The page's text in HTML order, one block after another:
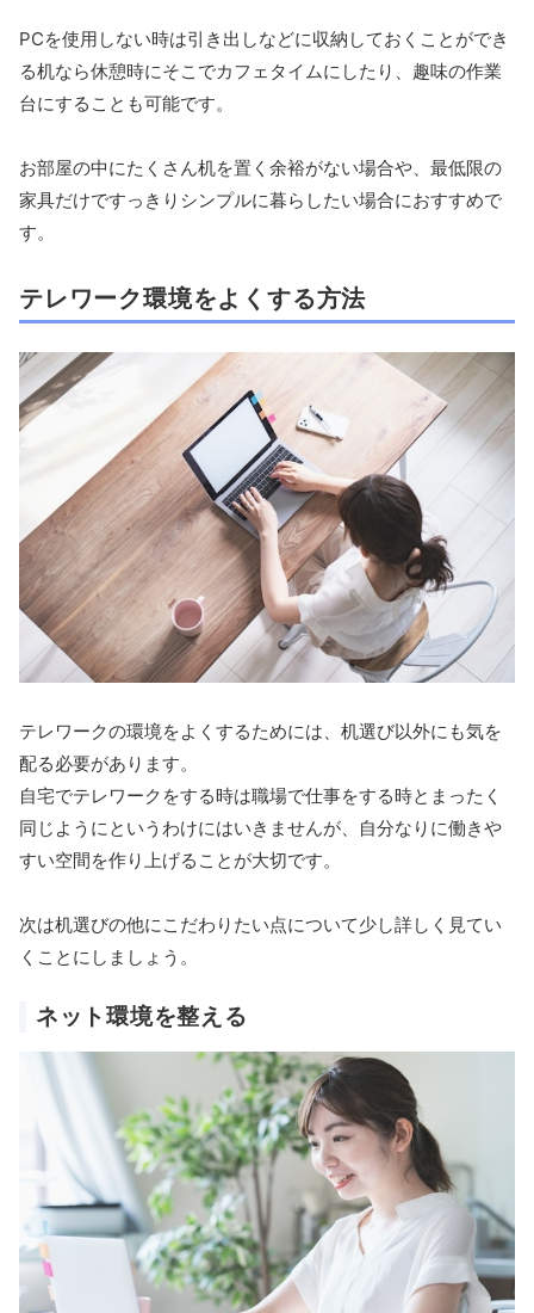
PCを使用しない時は引き出しなどに収納しておくことができ
る机なら休憩時にそこでカフェタイムにしたり、趣味の作業
台にすることも可能です。
お部屋の中にたくさん机を置く余裕がない場合や、最低限の
家具だけですっきりシンプルに暮らしたい場合におすすめで
す。
テレワーク環境をよくする方法
テレワークの環境をよくするためには、机選び以外にも気を
配る必要があります。
自宅でテレワークをする時は職場で仕事をする時とまったく
同じようにというわけにはいきませんが、自分なりに働きや
すい空間を作り上げることが大切です。
次は机選びの他にこだわりたい点について少し詳しく見てい
くことにしましょう。
ネット環境を整える